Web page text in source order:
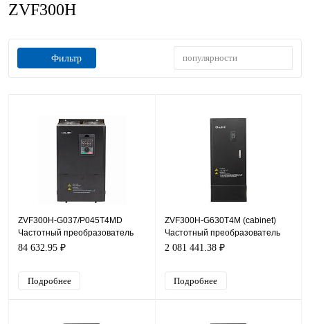
ZVF300H
Фильтр популярности
ZVF300H-G037/P045T4MD
Частотный преобразователь
ZVF300H, 380В, 37кВт, 75А
84 632.95 ₽
Подробнее
ZVF300H-G630T4M (cabinet)
Частотный преобразователь
ZVF300H, 380В, 630кВт, 1 100А
2 081 441.38 ₽
Подробнее